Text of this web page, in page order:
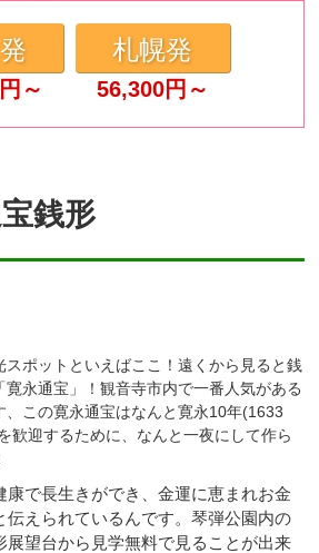
～
札幌発
56,300円～
銭形
ポットといえばここ！遠くから見ると銭
永通宝」！観音寺市内で一番人気がある
、この寛永通宝はなんと寛永10年(1633
歓迎するために、なんと一夜にして作ら
康で長生きができ、金運に恵まれお金
伝えられているんです。琴弾公園内の
展望台から見学無料で見ることが出来